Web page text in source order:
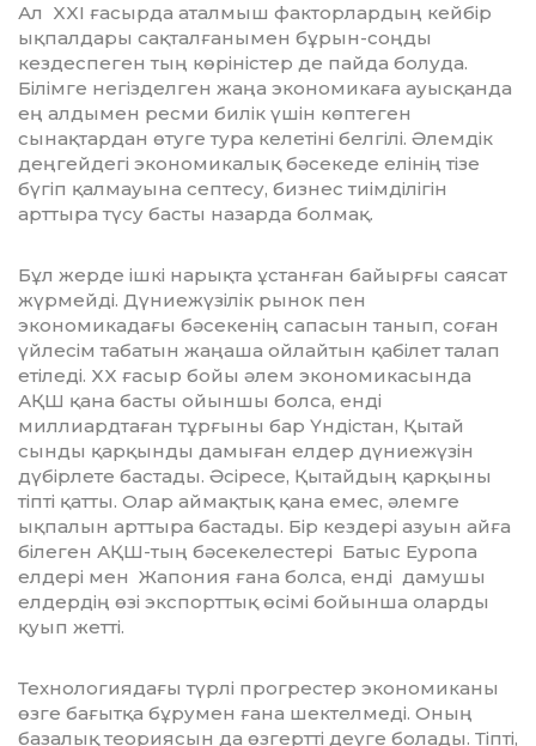
Ал XXI ғасырда аталмыш факторлар­дың кейбір
ықпалдары сақталғанымен бұрын-соңды
кездеспеген тың көріністер де пайда болуда.
Білімге негізделген жаңа экономикаға ауысқанда
ең алдымен ресми билік үшін көптеген
сынақтардан өту­ге тура келетіні белгілі. Әлемдік
дең­гей­дегі экономикалық бәсекеде елінің тізе
бүгіп қалмауына септесу, бизнес тиім­ділігін
арттыра түсу басты назарда болмақ.
Бұл жерде ішкі нарықта ұстанған байырғы саясат
жүрмейді. Дүниежүзілік рынок пен
экономикадағы бәсекенің сапасын танып, соған
үйлесім табатын жаңаша ойлайтын қабілет талап
етіледі. XX ғасыр бойы әлем экономикасында
АҚШ қана басты ойыншы болса, енді
миллиардтаған тұрғыны бар Үндістан, Қытай
сынды қарқынды дамыған елдер дүниежүзін
дүбірлете бастады. Әсіресе, Қытайдың қарқыны
тіпті қатты. Олар аймақтық қана емес, әлемге
ықпалын арттыра бастады. Бір кездері азуын айға
білеген АҚШ-тың бәсекелестері Батыс Еуропа
елдері мен Жапония ғана болса, енді дамушы
елдердің өзі экспорттық өсімі бойынша оларды
қуып жетті.
Технологиядағы түрлі прогрестер эко­номиканы
өзге бағытқа бұрумен ғана шек­телмеді. Оның
базалық теориясын да өзгертті деуге болады. Тіпті,